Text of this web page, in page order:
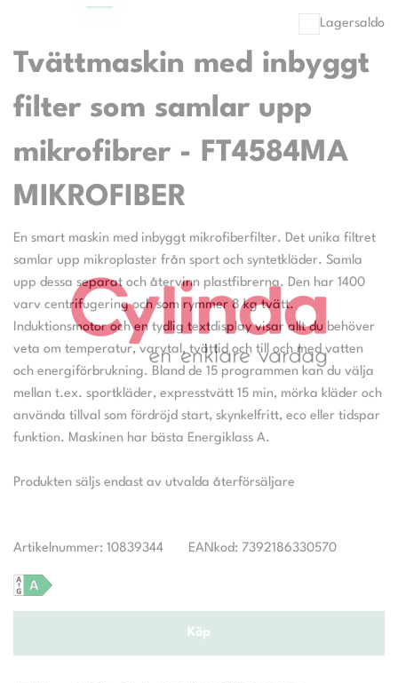
Lagersaldo
Tvättmaskin med inbyggt
filter som samlar upp
mikrofibrer - FT4584MA
MIKROFIBER
En smart maskin med inbyggt mikrofiberfilter. Det unika filtret
samlar upp mikroplaster från sport och syntetkläder. Samla
upp dessa separat och återvinn plastfibrerna. Den har 1400
varv centrifugering och som rymmer 8 kg tvätt.
Induktionsmotor och en tydlig textdisplay visar allt du behöver
veta om temperatur, varvtal, tvättid och till och med vatten
och energiförbrukning. Bland de 15 programmen kan du välja
mellan t.ex. sportkläder, expresstvätt 15 min, mörka kläder och
använda tillval som fördröjd start, skynkelfritt, eco eller tidspar
funktion. Maskinen har bästa Energiklass A.
Produkten säljs endast av utvalda återförsäljare
Artikelnummer: 10839344 EANkod: 7392186330570
Köp